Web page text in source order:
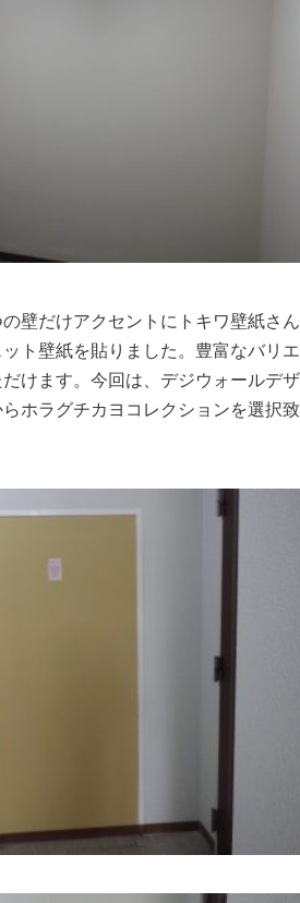
壁だけアクセントにトキワ壁紙さ
ト壁紙を貼りました。豊富なバリ
けます。今回は、デジウォールデ
ホラグチカヨコレクションを選択